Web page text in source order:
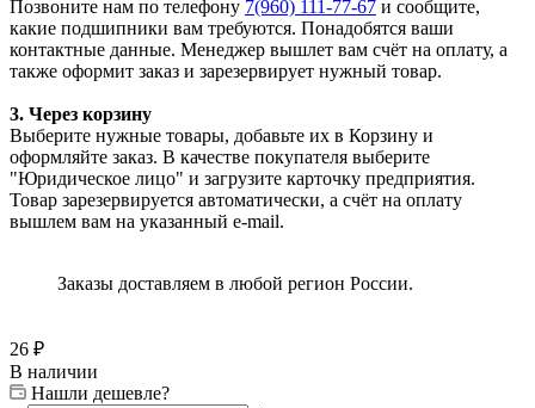
Позвоните нам по телефону 7(960) 111-77-67 и сообщите,
какие подшипники вам требуются. Понадобятся ваши
контактные данные. Менеджер вышлет вам счёт на оплату, а
также оформит заказ и зарезервирует нужный товар.
3. Через корзину
Выберите нужные товары, добавьте их в Корзину и
оформляйте заказ. В качестве покупателя выберите
"Юридическое лицо" и загрузите карточку предприятия.
Товар зарезервируется автоматически, а счёт на оплату
вышлем вам на указанный e-mail.
Заказы доставляем в любой регион России.
26 ₽
В наличии
Нашли дешевле?